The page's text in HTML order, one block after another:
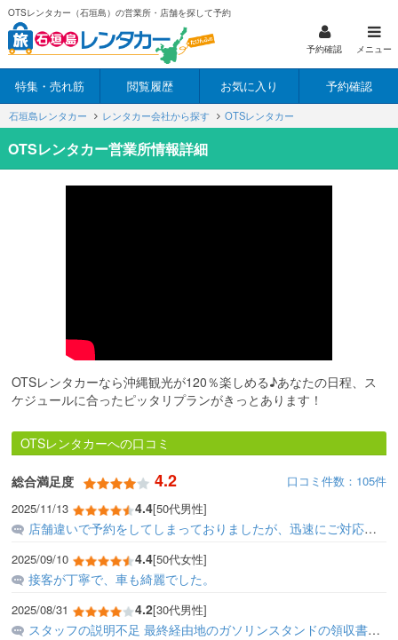
OTSレンタカー（石垣島）の営業所・店舗を探して予約
予約確認 メニュー
特集・売れ筋 閲覧履歴 お気に入り 予約確認
石垣島レンタカー レンタカー会社から探す OTSレンタカー
OTSレンタカー営業所情報詳細
OTSレンタカーなら沖縄観光が120％楽しめる♪あなたの日程、ス
ケジュールに合ったピッタリプランがきっとあります！
OTSレンタカーへの口コミ
総合満足度 4.2
口コミ件数：105件
2025/11/13
4.4[50代男性]
店舗違いで予約をしてしまっておりましたが、迅速にご対応いただき本当に助かりました。
2025/09/10 4.4[50代女性]
接客が丁寧で、車も綺麗でした。
2025/08/31 4.2[30代男性]
スタッフの説明不足 最終経由地のガソリンスタンドの領収書のの提示が必要であれば、事前に説明すべき。 たまたま領収書を保管していたが、万が一紛失していれば、隣にあるぼっ...